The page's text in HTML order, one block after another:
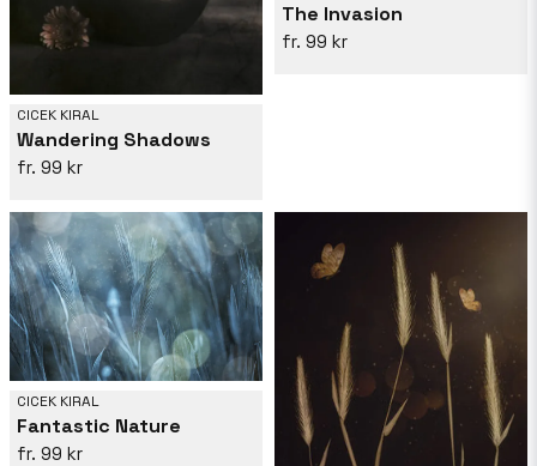
CICEK KIRAL
Wandering Shadows
99 kr
The Invasion
99 kr
CICEK KIRAL
Fantastic Nature
99 kr